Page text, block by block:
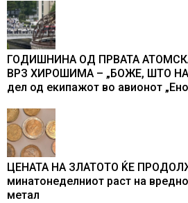
ГОДИШНИНА ОД ПРВАТА
ВРЗ ХИРОШИМА – „БОЖЕ, ШТО
дел од екипажот во авионот
промени текот на историјата
ЦЕНАТА НА ЗЛАТОТО ЌЕ
минатонеделниот раст на
метал